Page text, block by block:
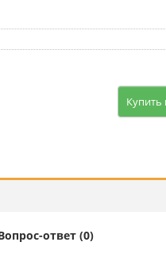
Купить
ответ (0)